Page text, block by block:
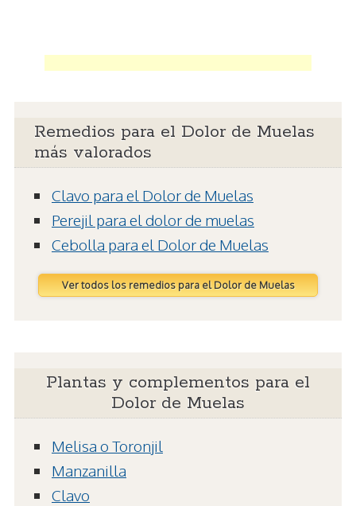
Remedios para el Dolor de Muelas
más valorados
Clavo para el Dolor de Muelas
Perejil para el dolor de muelas
Cebolla para el Dolor de Muelas
Ver todos los remedios para el Dolor de Muelas
Plantas y complementos para el
Dolor de Muelas
Melisa o Toronjil
Manzanilla
Clavo